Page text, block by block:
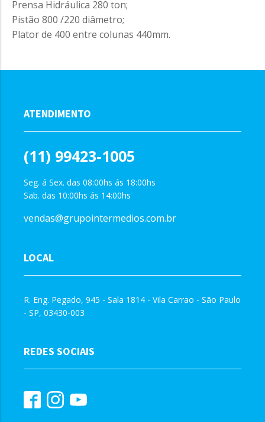
Prensa Hidráulica 280 ton;
Pistão 800 /220 diâmetro;
Plator de 400 entre colunas 440mm.
ATENDIMENTO
(11) 99423-1005
Seg. á Sex. das 08:00hs ás 18:00hs
Sab. das 10:00hs ás 14:00hs
vendas@grupointermedios.com.br
LOCAL
R. Eng. Pegado, 945 - Sala 1814 - Vila Carrao - São Paulo
- SP, 03430-003
REDES SOCIAIS